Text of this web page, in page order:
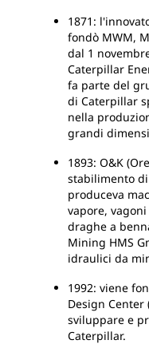
1871:
fondò MWM,
dal 1
Caterpillar
fa parte del
di Caterpillar
nella
grandi
1893: O&K
stabilimento
produceva
vapore,
draghe a
Mining HMS
idraulici da
1992: viene
Design Center
sviluppare e
Caterpillar.